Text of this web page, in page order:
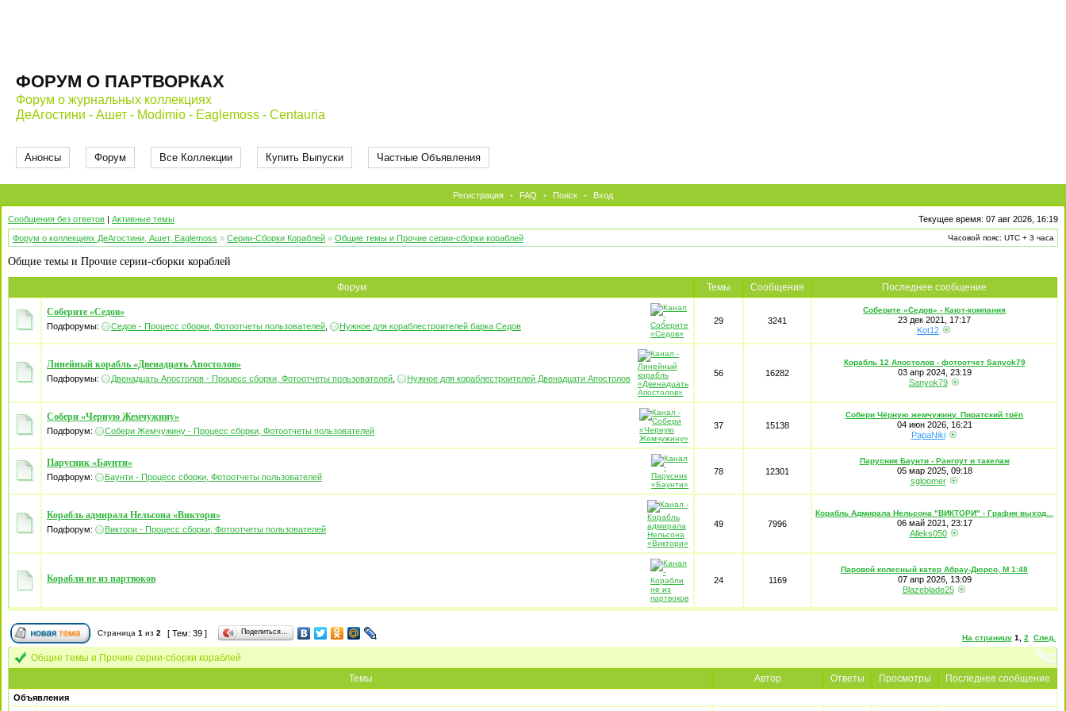
ФОРУМ О ПАРТВОРКАХ
Форум о журнальных коллекциях
ДеАгостини - Ашет - Modimio - Eaglemoss - Centauria
Анонсы Форум Все Коллекции Купить Выпуски Частные Объявления
Регистрация • FAQ • Поиск • Вход
Сообщения без ответов | Активные темы
Текущее время: 07 авг 2026, 16:19
Форум о коллекциях ДеАгостини, Ашет, Eaglemoss » Серии-Сборки Кораблей » Общие темы и Прочие серии-сборки кораблей Часовой пояс: UTC + 3 часа
Общие темы и Прочие серии-сборки кораблей
Форум Темы Сообщения Последнее сообщение
Соберите «Седов»
Подфорумы: Седов - Процесс сборки, Фотоотчеты пользователей Нужное для кораблестроителей барка Седов
29 3241
Соберите «Седов» - Кают-компания
23 дек 2021, 17:17
Kot12
Линейный корабль «Двенадцать Апостолов»
Подфорумы: Двенадцать Апостолов - Процесс сборки, Фотоотчеты пользователей Нужное для кораблестроителей Двенадцати Апостолов
56 16282
Корабль 12 Апостолов - фотоотчет Sanyok79
03 апр 2024, 23:19
Sanyok79
Собери «Черную Жемчужину»
Подфорум: Собери Жемчужину - Процесс сборки, Фотоотчеты пользователей
37 15138
Собери Чёрную жемчужину. Пиратский трёп
04 июн 2026, 16:21
PapaNiki
Парусник «Баунти»
Подфорум: Баунти - Процесс сборки, Фотоотчеты пользователей
78 12301
Парусник Баунти - Рангоут и такелаж
05 мар 2025, 09:18
sgloomer
Корабль адмирала Нельсона «Виктори»
Подфорум: Виктори - Процесс сборки, Фотоотчеты пользователей
49 7996
Корабль Адмирала Нельсона "ВИКТОРИ" - График выход...
06 май 2021, 23:17
Alleks050
Корабли не из партвоков 24 1169
Паровой колесный катер Абрау-Дюрсо, М 1:48
07 апр 2026, 13:09
Blazeblade25
Страница 1 из 2 [ Тем: 39 ] Поделиться…
На страницу 1 2 След.
Общие темы и Прочие серии-сборки кораблей
Темы
Автор Ответы Просмотры Последнее сообщение
Объявления